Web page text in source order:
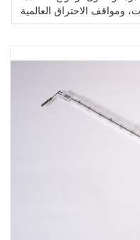
ومواقف الاحتراق العالمية